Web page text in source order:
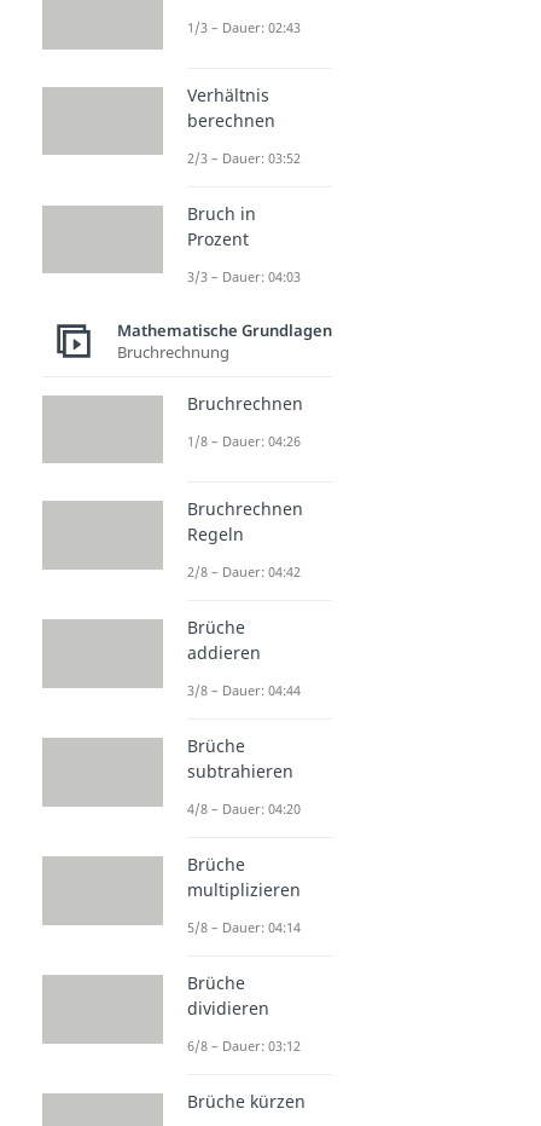
1/3 – Dauer: 02:43
Verhältnis
berechnen
2/3 – Dauer: 03:52
Bruch in
Prozent
3/3 – Dauer: 04:03
Mathematische Grundlagen
Bruchrechnung
Bruchrechnen
1/8 – Dauer: 04:26
Bruchrechnen
Regeln
2/8 – Dauer: 04:42
Brüche
addieren
3/8 – Dauer: 04:44
Brüche
subtrahieren
4/8 – Dauer: 04:20
Brüche
multiplizieren
5/8 – Dauer: 04:14
Brüche
dividieren
6/8 – Dauer: 03:12
Brüche kürzen